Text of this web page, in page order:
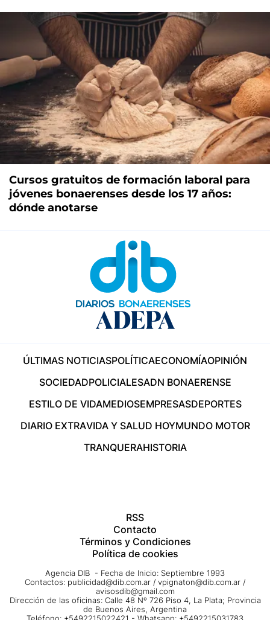
Cursos gratuitos de formación laboral para
jóvenes bonaerenses desde los 17 años:
dónde anotarse
ÚLTIMAS NOTICIASPOLÍTICAECONOMÍAOPINIÓN
SOCIEDADPOLICIALESADN BONAERENSE
ESTILO DE VIDAMEDIOSEMPRESASDEPORTES
DIARIO EXTRAVIDA Y SALUD HOYMUNDO MOTOR
TRANQUERAHISTORIA
RSS
Contacto
Términos y Condiciones
Política de cookies
Agencia DIB - Fecha de Inicio: Septiembre 1993
Contactos: publicidad@dib.com.ar / vpignaton@dib.com.ar /
avisosdib@gmail.com
Dirección de las oficinas: Calle 48 Nº 726 Piso 4, La Plata; Provincia
de Buenos Aires, Argentina